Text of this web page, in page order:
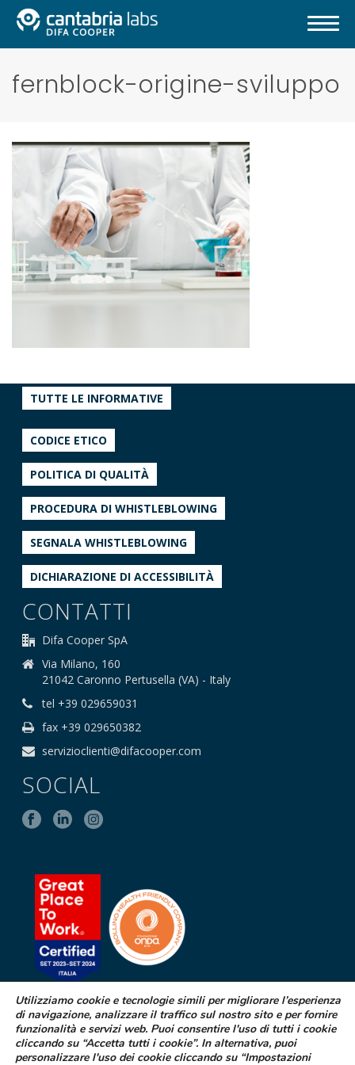
fernblock-origine-sviluppo
TUTTE LE INFORMATIVE
CODICE ETICO
POLITICA DI QUALITÀ
PROCEDURA DI WHISTLEBLOWING
SEGNALA WHISTLEBLOWING
DICHIARAZIONE DI ACCESSIBILITÀ
CONTATTI
Difa Cooper SpA
Via Milano, 160
21042 Caronno Pertusella (VA) - Italy
tel +39 029659031
fax +39 029650382
servizioclienti@difacooper.com
SOCIAL
SEGNALAZIONE DI EFFETTI
INDESIDERATI DA FARMACI
Utilizziamo cookie e tecnologie simili per migliorare l’esperienza
di navigazione, analizzare il traffico sul nostro sito e per fornire
funzionalità e servizi web. Puoi consentire l'uso di tutti i cookie
cliccando su “Accetta tutti i cookie”. In alternativa, puoi
personalizzare l'uso dei cookie cliccando su “Impostazioni